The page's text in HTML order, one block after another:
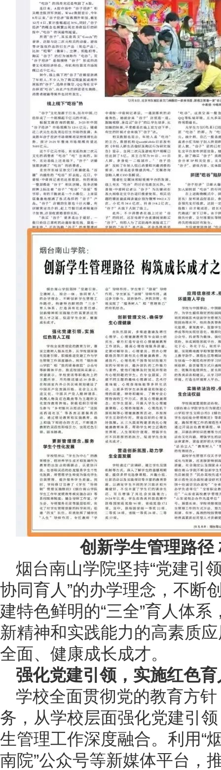
创新学生管理路径
烟台南山学院坚持“党建引
协同育人”的办学理念，不断
建特色鲜明的“三全”育人体
新精神和实践能力的高素质
全面、健康成长成才。
强化党建引领，实施红色
学校全面贯彻党的教育方
务，从学校层面强化党建引
生管理工作深度融合。利用“
南院”公众号等新媒体平台，